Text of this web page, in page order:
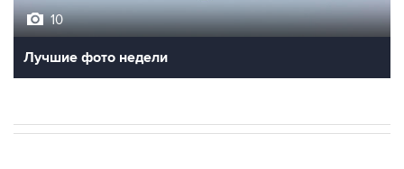
10
Лучшие фото недели